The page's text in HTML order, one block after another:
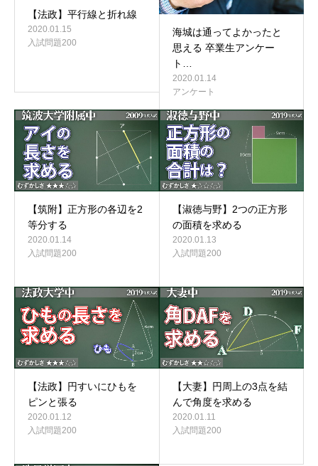
【法政】平行線と折れ線
2020.01.15
入試問題200
海城は通ってよかったと
思える 卒業生アンケー
ト…
2020.01.14
アンケート
【筑附】正方形の各辺を2
等分する
2020.01.14
入試問題200
【淑徳与野】2つの正方形
の面積を求める
2020.01.13
入試問題200
【法政】円すいにひもを
ピンと張る
2020.01.12
入試問題200
【大妻】円周上の3点を結
んで角度を求める
2020.01.11
入試問題200